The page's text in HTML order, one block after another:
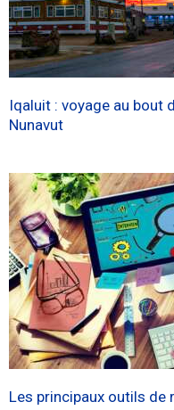
Iqaluit : voyage au bout
Nunavut
Les principaux outils de